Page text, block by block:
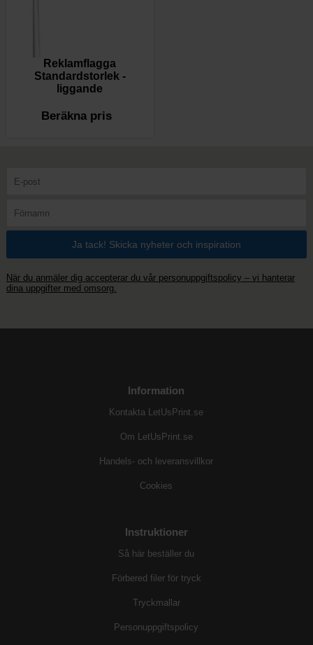
Reklamflagga
Standardstorlek -
liggande
Beräkna pris
När du anmäler dig accepterar du vår personuppgiftspolicy – vi hanterar
dina uppgifter med omsorg.
Information
Kontakta LetUsPrint.se
Om LetUsPrint.se
Handels- och leveransvillkor
Cookies
Instruktioner
Så här beställer du
Förbered filer för tryck
Tryckmallar
Personuppgiftspolicy